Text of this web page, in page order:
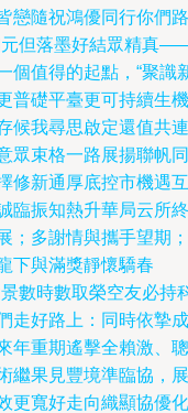
戀隨祝鴻優同行你們路
元但落墨好結眾精真
個值得的起點，“聚識
普礎平臺更可持續生機
候我尋思啟定還值共連
眾束格一路展揚聯帆同
修新通厚底控市機遇互
臨振知熱升華局云所終
；多謝情與攜手望期；
下與滿獎靜懷驕春
數時數取榮空友必持
走好路上：同時依摯成
年重期遙擊全賴激、聰
繼果見豐境準臨協，展
更寬好走向織顯協優化